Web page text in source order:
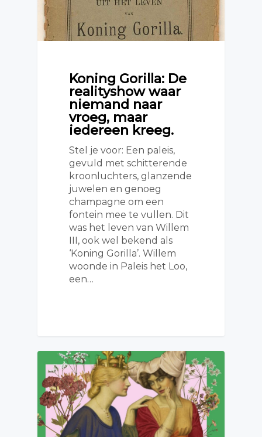
Koning Gorilla: De
realityshow waar
niemand naar
vroeg, maar
iedereen kreeg.
Stel je voor: Een paleis,
gevuld met schitterende
kroonluchters, glanzende
juwelen en genoeg
champagne om een
fontein mee te vullen. Dit
was het leven van Willem
III, ook wel bekend als
‘Koning Gorilla’. Willem
woonde in Paleis het Loo,
een…